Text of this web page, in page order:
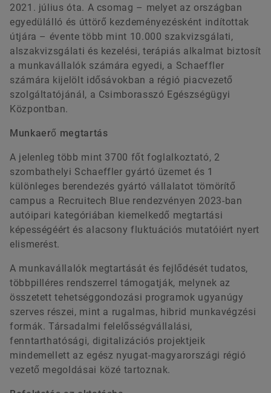
2021. július óta. A csomag – melyet az országban
egyedülálló és úttörő kezdeményezésként indítottak
útjára – évente több mint 10.000 szakvizsgálati,
alszakvizsgálati és kezelési, terápiás alkalmat biztosít
a munkavállalók számára egyedi, a Schaeffler
számára kijelölt idősávokban a régió piacvezető
szolgáltatójánál, a Csimborasszó Egészségügyi
Központban.
Munkaerő megtartás
A jelenleg több mint 3700 főt foglalkoztató, 2
szombathelyi Schaeffler gyártó üzemet és 1
különleges berendezés gyártó vállalatot tömörítő
campus a Recruitech Blue rendezvényen 2023-ban
autóipari kategóriában kiemelkedő megtartási
képességéért és alacsony fluktuációs mutatóiért nyert
elismerést.
A munkavállalók megtartását és fejlődését tudatos,
többpilléres rendszerrel támogatják, melynek az
összetett tehetséggondozási programok ugyanúgy
szerves részei, mint a rugalmas, hibrid munkavégzési
formák. Társadalmi felelősségvállalási,
fenntarthatósági, digitalizációs projektjeik
mindemellett az egész nyugat-magyarországi régió
vezető megoldásai közé tartoznak.